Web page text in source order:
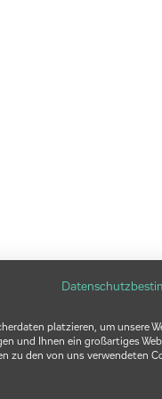
platzieren, um unsere
und Ihnen ein großartiges
zu den von uns verwendeten